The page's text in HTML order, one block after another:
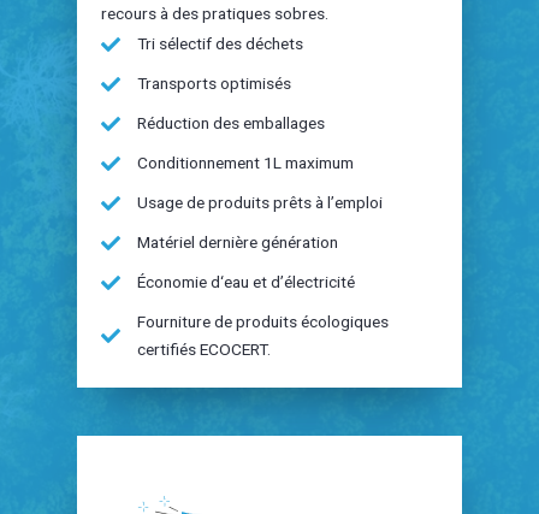
recours à des pratiques sobres.
Tri sélectif des déchets
Transports optimisés
Réduction des emballages
Conditionnement 1L maximum
Usage de produits prêts à l’emploi
Matériel dernière génération
Économie d‘eau et d’électricité
Fourniture de produits écologiques
certifiés ECOCERT.